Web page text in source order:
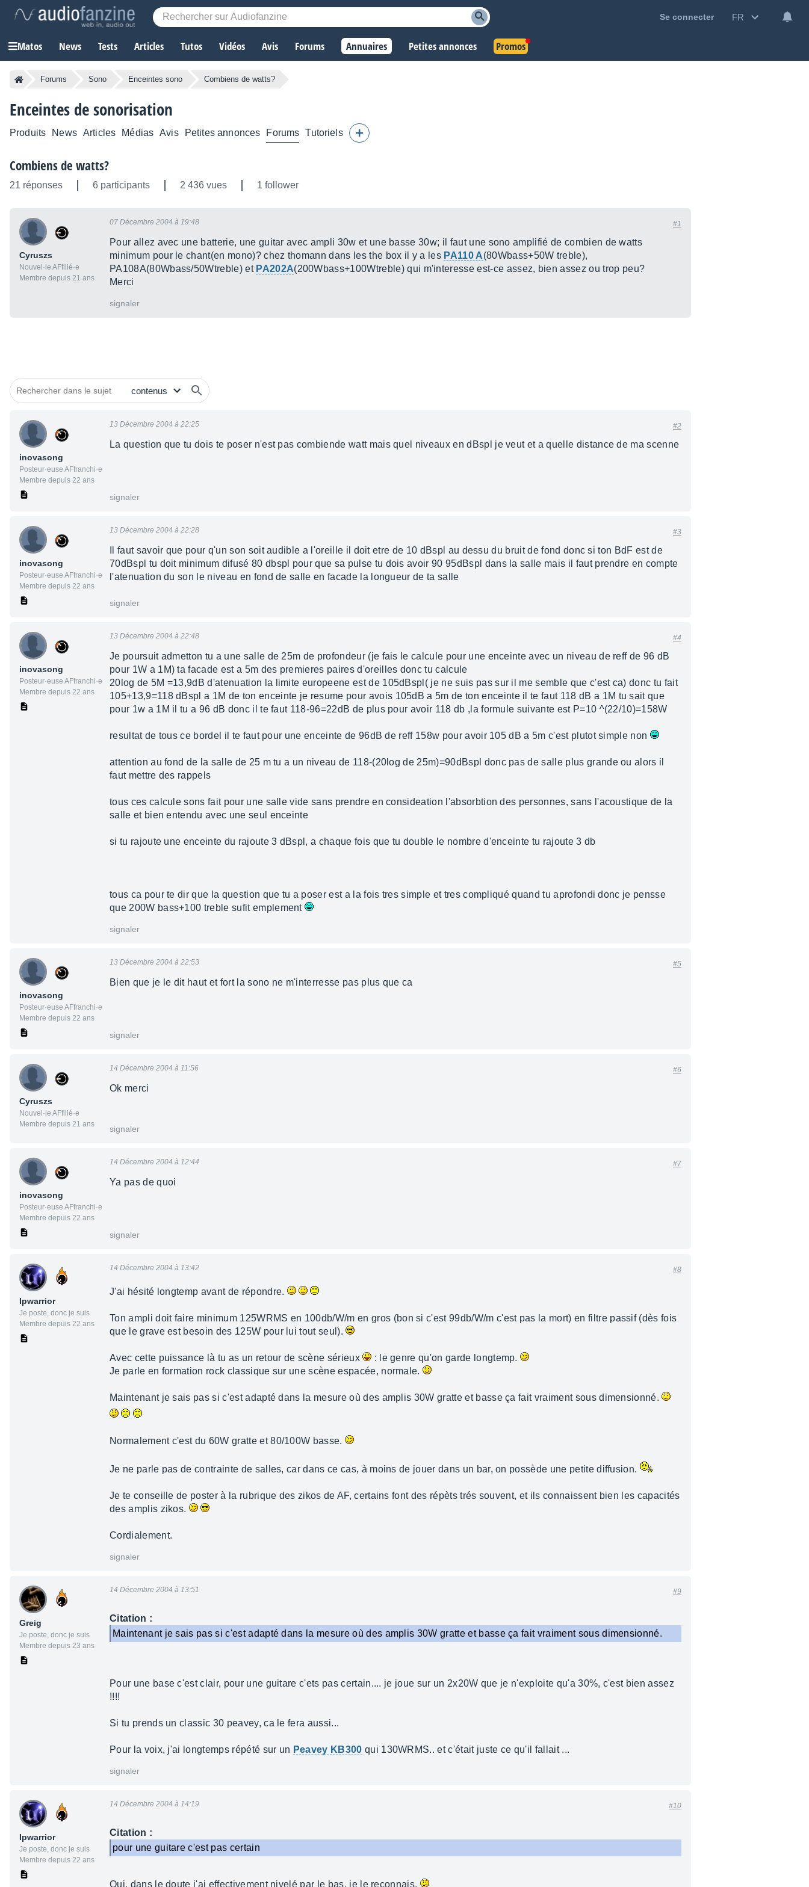
Se connecter FR
Matos News Tests Articles Tutos Vidéos Avis Forums Annuaires Petites annonces Promos
Forums Sono Enceintes sono Combiens de watts?
Enceintes de sonorisation
Produits News Articles Médias Avis Petites annonces Forums Tutoriels
Combiens de watts?
21 réponses 6 participants 2 436 vues 1 follower
Cyruszs
Nouvel·le AFfilié·e
Membre depuis 21 ans
07 Décembre 2004 à 19:48 #1
Pour allez avec une batterie, une guitar avec ampli 30w et une basse 30w; il faut une sono amplifié de combien de watts
minimum pour le chant(en mono)? chez thomann dans les the box il y a les PA110 A(80Wbass+50W treble),
PA108A(80Wbass/50Wtreble) et PA202A(200Wbass+100Wtreble) qui m'interesse est-ce assez, bien assez ou trop peu?
Merci
signaler
inovasong
Posteur·euse AFfranchi·e
Membre depuis 22 ans
13 Décembre 2004 à 22:25 #2
La question que tu dois te poser n'est pas combiende watt mais quel niveaux en dBspl je veut et a quelle distance de ma scenne
signaler
inovasong
Posteur·euse AFfranchi·e
Membre depuis 22 ans
13 Décembre 2004 à 22:28 #3
Il faut savoir que pour q'un son soit audible a l'oreille il doit etre de 10 dBspl au dessu du bruit de fond donc si ton BdF est de
70dBspl tu doit minimum difusé 80 dbspl pour que sa pulse tu dois avoir 90 95dBspl dans la salle mais il faut prendre en compte
l'atenuation du son le niveau en fond de salle en facade la longueur de ta salle
signaler
inovasong
Posteur·euse AFfranchi·e
Membre depuis 22 ans
13 Décembre 2004 à 22:48 #4
Je poursuit admetton tu a une salle de 25m de profondeur (je fais le calcule pour une enceinte avec un niveau de reff de 96 dB
pour 1W a 1M) ta facade est a 5m des premieres paires d'oreilles donc tu calcule
20log de 5M =13,9dB d'atenuation la limite europeene est de 105dBspl( je ne suis pas sur il me semble que c'est ca) donc tu fait
105+13,9=118 dBspl a 1M de ton enceinte je resume pour avois 105dB a 5m de ton enceinte il te faut 118 dB a 1M tu sait que
pour 1w a 1M il tu a 96 dB donc il te faut 118-96=22dB de plus pour avoir 118 db ,la formule suivante est P=10 ^(22/10)=158W
resultat de tous ce bordel il te faut pour une enceinte de 96dB de reff 158w pour avoir 105 dB a 5m c'est plutot simple non
attention au fond de la salle de 25 m tu a un niveau de 118-(20log de 25m)=90dBspl donc pas de salle plus grande ou alors il
faut mettre des rappels
tous ces calcule sons fait pour une salle vide sans prendre en consideation l'absorbtion des personnes, sans l'acoustique de la
salle et bien entendu avec une seul enceinte
si tu rajoute une enceinte du rajoute 3 dBspl, a chaque fois que tu double le nombre d'enceinte tu rajoute 3 db
tous ca pour te dir que la question que tu a poser est a la fois tres simple et tres compliqué quand tu aprofondi donc je pensse
que 200W bass+100 treble sufit emplement
signaler
inovasong
Posteur·euse AFfranchi·e
Membre depuis 22 ans
13 Décembre 2004 à 22:53 #5
Bien que je le dit haut et fort la sono ne m'interresse pas plus que ca
signaler
Cyruszs
Nouvel·le AFfilié·e
Membre depuis 21 ans
14 Décembre 2004 à 11:56 #6
Ok merci
signaler
inovasong
Posteur·euse AFfranchi·e
Membre depuis 22 ans
14 Décembre 2004 à 12:44 #7
Ya pas de quoi
signaler
Ipwarrior
Je poste, donc je suis
Membre depuis 22 ans
14 Décembre 2004 à 13:42 #8
J'ai hésité longtemp avant de répondre.
Ton ampli doit faire minimum 125WRMS en 100db/W/m en gros (bon si c'est 99db/W/m c'est pas la mort) en filtre passif (dès fois
que le grave est besoin des 125W pour lui tout seul).
Avec cette puissance là tu as un retour de scène sérieux
: le genre qu'on garde longtemp.
Je parle en formation rock classique sur une scène espacée, normale.
Maintenant je sais pas si c'est adapté dans la mesure où des amplis 30W gratte et basse ça fait vraiment sous dimensionné.
Normalement c'est du 60W gratte et 80/100W basse.
Je ne parle pas de contrainte de salles, car dans ce cas, à moins de jouer dans un bar, on possède une petite diffusion.
Je te conseille de poster à la rubrique des zikos de AF, certains font des répèts trés souvent, et ils connaissent bien les capacités
des amplis zikos.
Cordialement.
signaler
Greig
Je poste, donc je suis
Membre depuis 23 ans
14 Décembre 2004 à 13:51 #9
Citation :
Maintenant je sais pas si c'est adapté dans la mesure où des amplis 30W gratte et basse ça fait vraiment sous dimensionné.
Pour une base c'est clair, pour une guitare c'ets pas certain.... je joue sur un 2x20W que je n'exploite qu'a 30%, c'est bien assez
!!!!
Si tu prends un classic 30 peavey, ca le fera aussi...
Pour la voix, j'ai longtemps répété sur un Peavey KB300 qui 130WRMS.. et c'était juste ce qu'il fallait ...
signaler
Ipwarrior
Je poste, donc je suis
Membre depuis 22 ans
14 Décembre 2004 à 14:19 #10
Citation :
pour une guitare c'est pas certain
Oui, dans le doute j'ai effectivement nivelé par le bas, je le reconnais.